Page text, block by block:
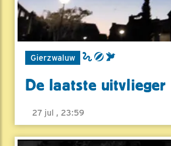
Gierzwaluw
De laatste uitvlieger
27 jul , 23:59